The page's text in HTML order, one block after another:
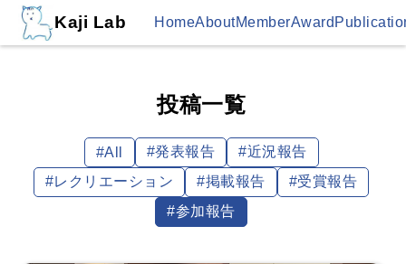
Kaji Lab HomeAboutMemberAward
投稿一覧
#all #発表報告
#近況報告
#レクリエーション
#掲載報告
#受賞報告
#参加報告